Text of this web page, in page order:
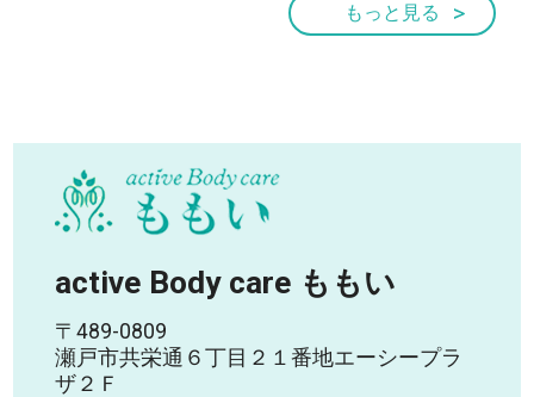
もっと見る
active Body care ももい
〒489-0809
瀬戸市共栄通６丁目２１番地エーシープラ
ザ２Ｆ